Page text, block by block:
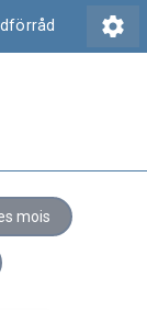
settings
mois